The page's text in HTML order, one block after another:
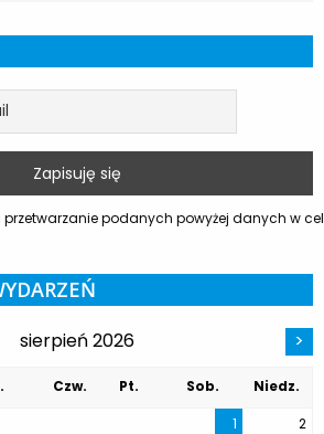
podanych powyżej danych w
sierpień 2026 >
Czw. Pt. Sob.
Niedz.
1
2